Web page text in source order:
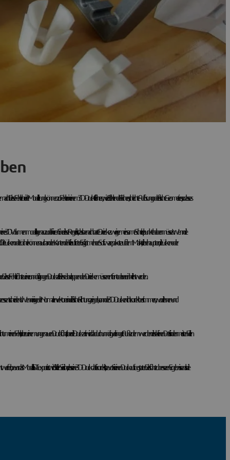
Fehler bei der Modellierung können zu Fehlern in einem 3D-Druckteil führen, wie z. B. fehlende Flächen, schlechte Auflösung oder falsche Geometrien, so dass es
eines 3D-Volumenmodells genau zu definieren. Eine dieser Regeln ist, dass benachbarte Dreiecke zwei gemeinsame Scheitelpunkte haben müssen. Wenn die
oder Löcher können auch an den Kanten der Teile auftreten. Es gibt mehrere Softwarepakete auf dem Markt, die behaupten, die Lücken- oder
Fehler führt zu einer unnötig langen Druckzeit. Diese überlappenden Dreiecke müssen entfernt oder vereinheitlicht werden.
Wenn einige der Normalenvektoren in die falsche Richtung zeigen, kann der 3D-Drucker nicht korrekt bestimmen, wo die Innen- und
um einen Fehler, der zu einem ungenauen Druck führt, aber die Druckzeit wird dadurch unnötig verlängert. Außerdem werden diese kleinen Details in den meisten Fällen
als STL exportiert wird. Stellen Sie sicher, dass eine 3D-Druckdatei korrekt ist, bevor Sie einen Druckauftrag starten. Dies führt zu besseren Ergebnissen als die